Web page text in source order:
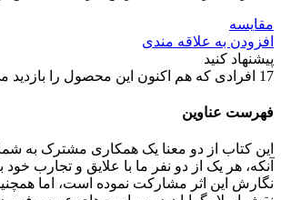
مقایسه
افزودن به علاقه مندی
پیشنهاد کنید
17 افرادی که هم اکنون این محصول را بازدید
فهرست عناوین
این کتاب از دو معنا یک همکاری مشترک به
آنکه، هر یک از دو نفر ما با علایق و تجارب
نگارش این اثر مشارکت نموده است، اما